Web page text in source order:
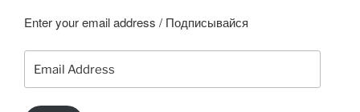
Enter your email address / Подписывайся
Address